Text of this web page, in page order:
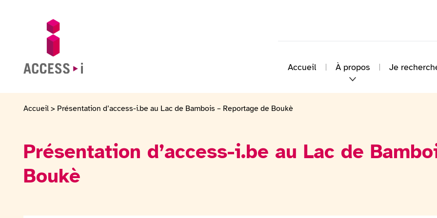
Accueil À propos Je
Accueil > Présentation d’access-i.be au Lac de Bambois – Reportage de Boukè
Présentation d’access-i.be au Lac de
Boukè